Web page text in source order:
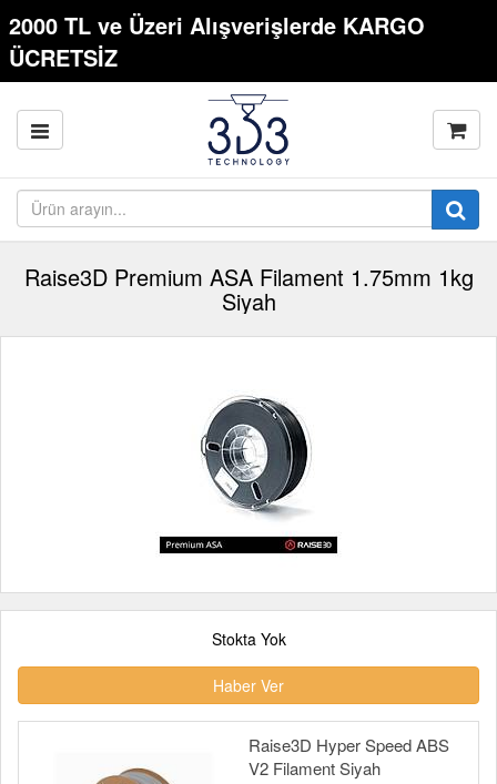
2000 TL ve Üzeri Alışverişlerde KARGO
ÜCRETSİZ
Raise3D Premium ASA Filament 1.75mm 1kg
Siyah
Stokta Yok
Haber Ver
Raise3D Hyper Speed ABS
V2 Filament Siyah